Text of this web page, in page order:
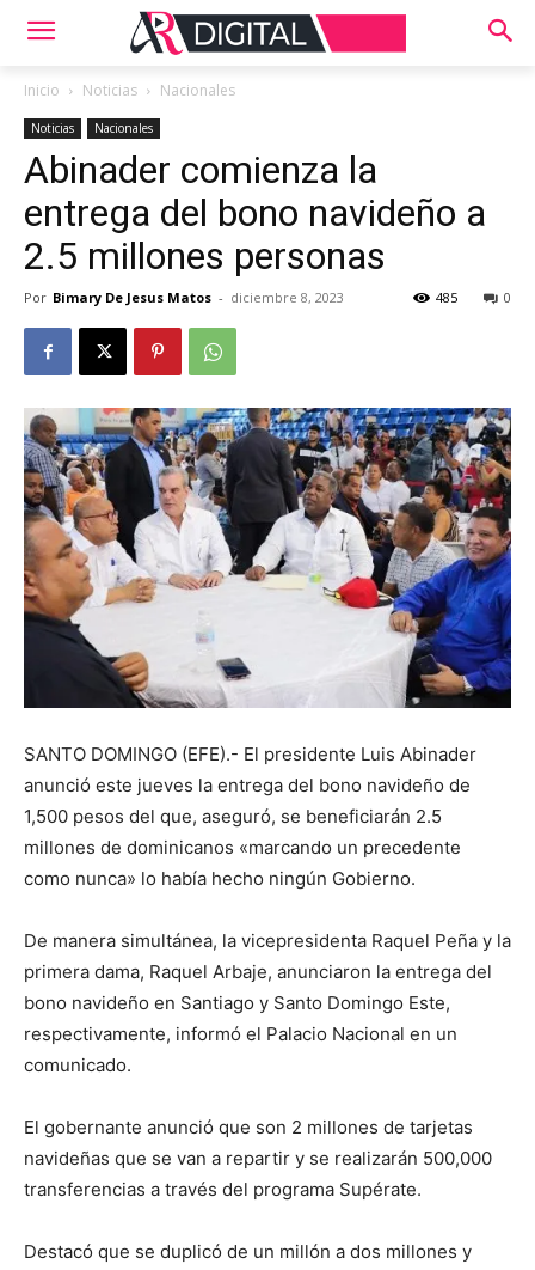
Inicio Noticias Nacionales
Noticias Nacionales
Abinader comienza la
entrega del bono navideño a
2.5 millones personas
Por Bimary De Jesus Matos - diciembre 8, 2023 0
485
SANTO DOMINGO (EFE).- El presidente Luis Abinader
anunció este jueves la entrega del bono navideño de
1,500 pesos del que, aseguró, se beneficiarán 2.5
millones de dominicanos «marcando un precedente
como nunca» lo había hecho ningún Gobierno.
De manera simultánea, la vicepresidenta Raquel Peña y la
primera dama, Raquel Arbaje, anunciaron la entrega del
bono navideño en Santiago y Santo Domingo Este,
respectivamente, informó el Palacio Nacional en un
comunicado.
El gobernante anunció que son 2 millones de tarjetas
navideñas que se van a repartir y se realizarán 500,000
transferencias a través del programa Supérate.
Destacó que se duplicó de un millón a dos millones y